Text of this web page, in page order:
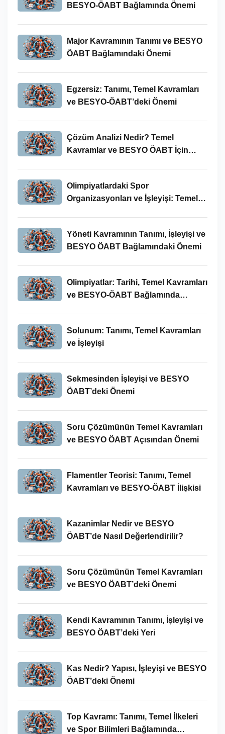
BESYO-ÖABT Bağlamında Önemi
Major Kavramının Tanımı ve BESYO
ÖABT Bağlamındaki Önemi
Egzersiz: Tanımı, Temel Kavramları
ve BESYO-ÖABT’deki Önemi
Çözüm Analizi Nedir? Temel
Kavramlar ve BESYO ÖABT İçin
Olimpiyatlardaki Spor
Organizasyonları ve İşleyişi: Temel
Yöneti Kavramının Tanımı, İşleyişi ve
BESYO ÖABT Bağlamındaki Önemi
Olimpiyatlar: Tarihi, Temel Kavramları
ve BESYO-ÖABT Bağlamında
Solunum: Tanımı, Temel Kavramları
ve İşleyişi
Sekmesinden İşleyişi ve BESYO
ÖABT’deki Önemi
Soru Çözümünün Temel Kavramları
ve BESYO ÖABT Açısından Önemi
Flamentler Teorisi: Tanımı, Temel
Kavramları ve BESYO-ÖABT İlişkisi
Kazanimlar Nedir ve BESYO
ÖABT’de Nasıl Değerlendirilir?
Soru Çözümünün Temel Kavramları
ve BESYO ÖABT’deki Önemi
Kendi Kavramının Tanımı, İşleyişi ve
BESYO ÖABT’deki Yeri
Kas Nedir? Yapısı, İşleyişi ve BESYO
ÖABT’deki Önemi
Top Kavramı: Tanımı, Temel İlkeleri
ve Spor Bilimleri Bağlamında